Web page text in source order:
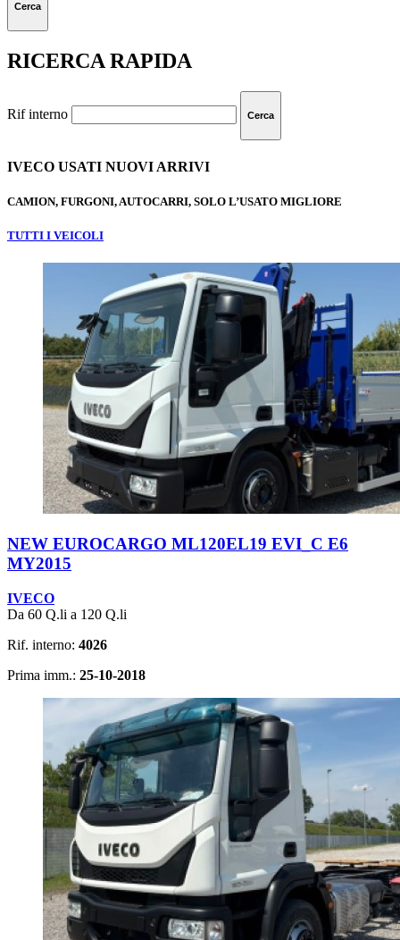
Cerca
RICERCA RAPIDA
Rif interno Cerca
IVECO USATI NUOVI ARRIVI
CAMION, FURGONI, AUTOCARRI, SOLO L’USATO MIGLIORE
TUTTI I VEICOLI
NEW EUROCARGO ML120EL19 EVI_C E6
MY2015
IVECO
Da 60 Q.li a 120 Q.li
Rif. interno: 4026
Prima imm.: 25-10-2018